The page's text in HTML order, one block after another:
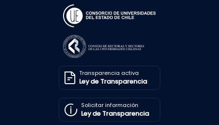
Transparencia activa
Ley de Transparencia
Solicitar información
Ley de Transparencia